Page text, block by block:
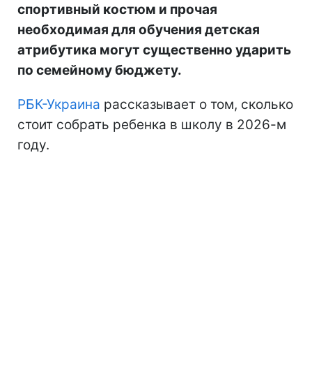
спортивный костюм и прочая
необходимая для обучения детская
атрибутика могут существенно ударить
по семейному бюджету.
РБК-Украина рассказывает о том, сколько
стоит собрать ребенка в школу в 2026-м
году.